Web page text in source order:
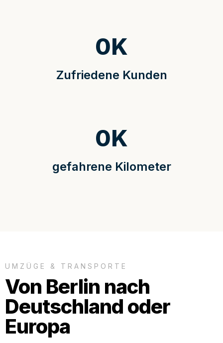
Zufriedene Kunden
0K
gefahrene Kilometer
0K
UMZÜGE & TRANSPORTE
Von Berlin nach
Deutschland oder
Europa